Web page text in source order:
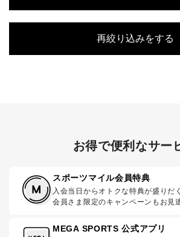
再絞り込みをする
お得で便利なサー
スポーツマイル会員特典
入会当日からオトクな特典が盛りだ
会員さま限定のキャンペーンもお見
MEGA SPORTS 公式アプリ